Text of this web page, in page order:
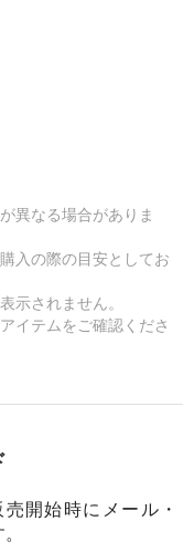
異なる場合がありま
入の際の目安としてお
示されません。
イテムをご確認くださ
開始時にメール・